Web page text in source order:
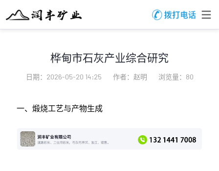
桦甸市石灰产业综合研究
日期：2026-05-20 14:25 作者：赵明 浏览量：80
一、煅烧工艺与产物生成